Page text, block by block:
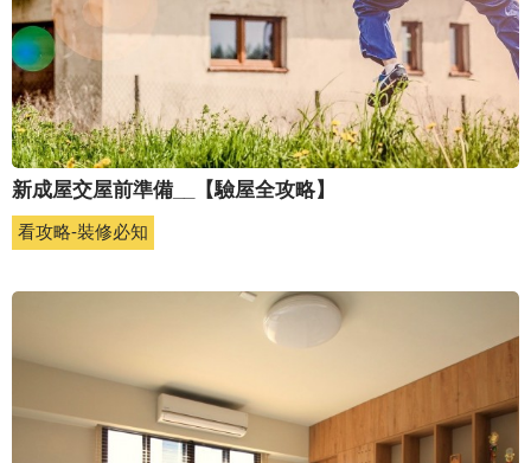
新成屋交屋前準備__【驗屋全攻略】
看攻略-裝修必知